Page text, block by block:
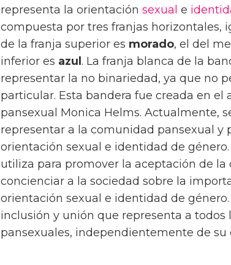
representa la orientación sexual e
compuesta por tres franjas horizontales,
de la franja superior es morado, el del
inferior es azul . La franja blanca de la
representar la no binariedad, ya que no
particular. Esta bandera fue creada en el
pansexual Monica Helms. Actualmente,
representar a la comunidad pansexual y
orientación sexual e identidad de
utiliza para promover la aceptación de la
concienciar a la sociedad sobre la
orientación sexual e identidad de
inclusión y unión que representa a
pansexuales, independientemente de su